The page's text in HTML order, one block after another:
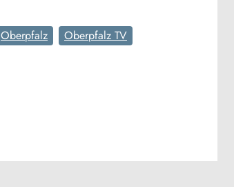
Oberpfalz
Oberpfalz TV